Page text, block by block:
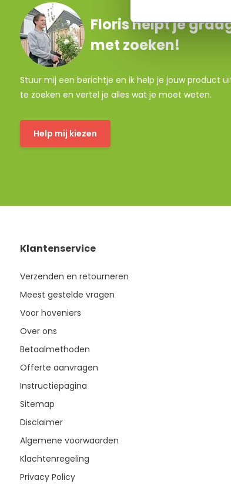
Floris helpt je
met zoeken!
Stuur mij een berichtje en ik help je jouw product
te zoeken en vertel je alles wat je moet weten.
Help mij kiezen
Klantenservice
Verzenden en retourneren
Meest gestelde vragen
Voor hoveniers
Over ons
Betaalmethoden
Offerte aanvragen
Instructiepagina
Sitemap
Disclaimer
Algemene voorwaarden
Klachtenregeling
Privacy Policy